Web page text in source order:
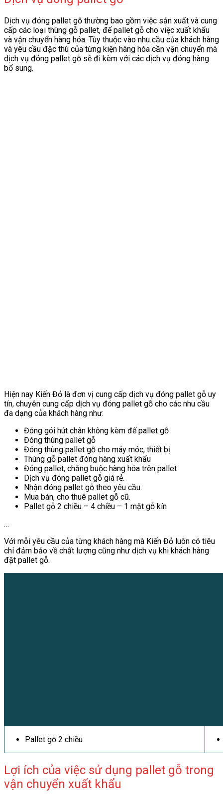
Dịch vụ đóng pallet gỗ thường bao gồm việc sản xuất và cung
cấp các loại thùng gỗ pallet, đế pallet gỗ cho việc xuất khẩu
và vận chuyển hàng hóa. Tùy thuộc vào nhu cầu của khách hàng
và yêu cầu đặc thù của từng kiện hàng hóa cần vận chuyển mà
dịch vụ đóng pallet gỗ sẽ đi kèm với các dịch vụ đóng hàng
bổ sung.
Hiện nay Kiến Đỏ là đơn vị cung cấp dịch vụ đóng pallet gỗ uy
tín, chuyên cung cấp dịch vụ đóng pallet gỗ cho các nhu cầu
đa dạng của khách hàng như:
Đóng gói hút chân không kèm đế pallet gỗ
Đóng thùng pallet gỗ
Đóng thùng pallet gỗ cho máy móc, thiết bị
Thùng gỗ pallet đóng hàng xuất khẩu
Đóng pallet, chằng buộc hàng hóa trên pallet
Dịch vụ đóng pallet gỗ giá rẻ.
Nhận đóng pallet gỗ theo yêu cầu.
Mua bán, cho thuê pallet gỗ cũ.
Pallet gỗ 2 chiều – 4 chiều – 1 mặt gỗ kín
…
Với mỗi yêu cầu của từng khách hàng mà Kiến Đỏ luôn có tiêu
chí đảm bảo về chất lượng cũng như dịch vụ khi khách hàng
đặt pallet gỗ.
Pallet gỗ 2 chiều
Lợi ích của việc sử dụng pallet gỗ trong
vận chuyển xuất khẩu